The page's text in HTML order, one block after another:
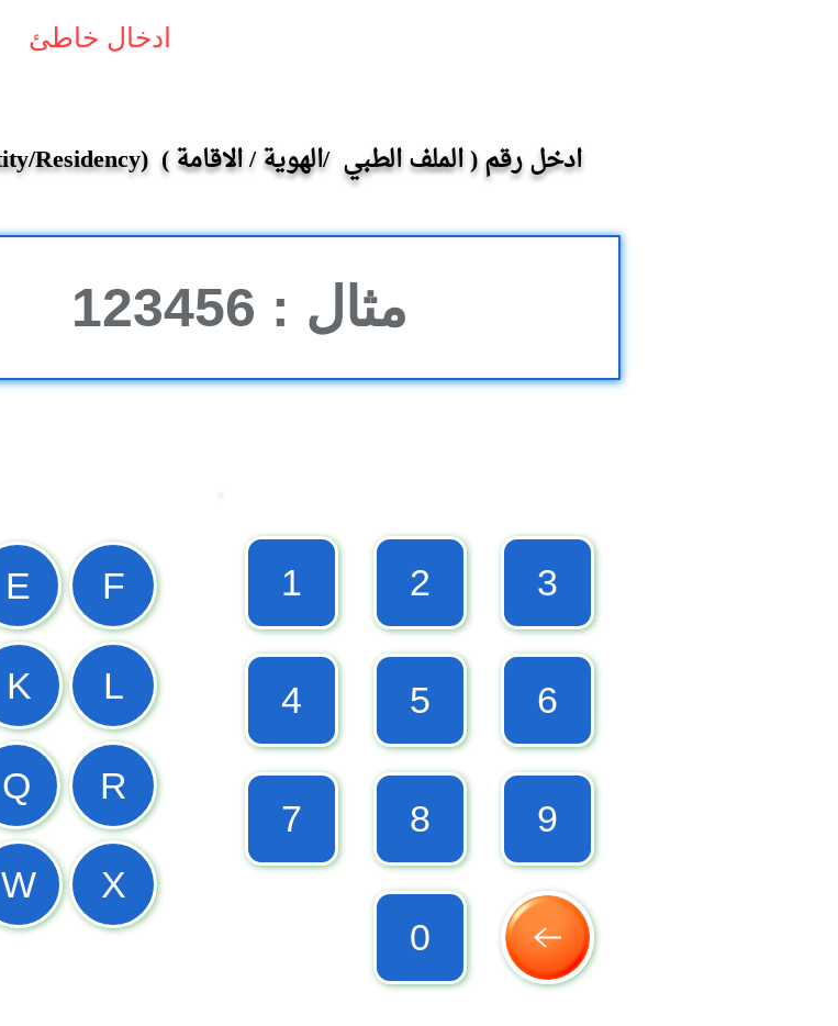
ادخال خاطئ
ادخل رقم ( الملف الطبي /الهوية / الاقامة ) (Enter Of Number (Medical file /Identity/Residency
E F
K L
Q R
W X
1
4
7
2
5
8
0
3
6
9